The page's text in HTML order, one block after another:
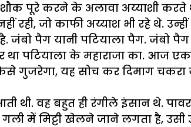
पूरे करने के अलावा अय्याशी करते
रही, जो काफी अय्याश भी रहे थे.
पैग यानी पटियाला पैग. जंबो पैग
पटियाला के महाराजा का. आज
गुजरेगा, यह सोच कर दिमाग चकरा
थी. वह बहुत ही रंगीले इंसान थे.
में मिट्टी खेलने जाने लगता है, उसी